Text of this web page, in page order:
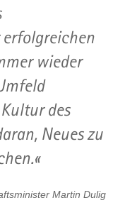
wieder
des
Neues zu
Martin Dulig